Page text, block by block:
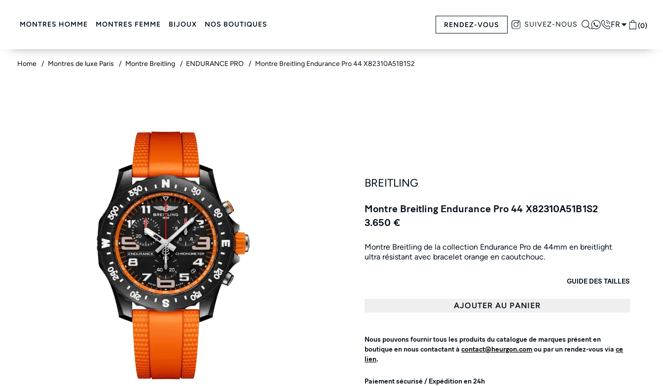
MONTRES HOMME MONTRES FEMME BIJOUX NOS BOUTIQUES RENDEZ-VOUS SUIVEZ-NOUS FR (0)
Home Montres de luxe Paris Montre Breitling ENDURANCE PRO Montre Breitling Endurance Pro 44 X82310A51B1S2
BREITLING
Montre Breitling Endurance Pro 44 X82310A51B1S2
3.650 €
Montre Breitling de la collection Endurance Pro de 44mm en breitlight
ultra résistant avec bracelet orange en caoutchouc.
GUIDE DES TAILLES
AJOUTER AU PANIER
Nous pouvons fournir tous les produits du catalogue de marques présent en
boutique en nous contactant àcontact@heurgon.comou par un rendez-vous viace
lien.
Paiement sécurisé / Expédition en 24h